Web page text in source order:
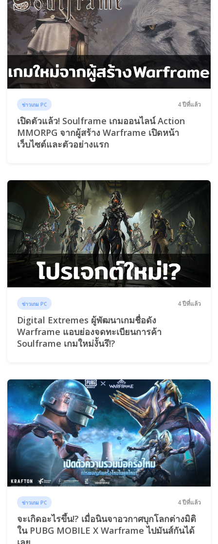
ข่าวเกม PC 4 ปีที่แล้ว
เปิดตัวแล้ว! Soulframe เกมออนไลน์ Action
MMORPG จากผู้สร้าง Warframe เปิดหน้า
เว็บไซต์และตัวอย่างแรก
ข่าวเกม PC 4 ปีที่แล้ว
Digital Extremes ผู้พัฒนาเกมชื่อดัง
Warframe แอบย่องจดทะเบียนการค้า
Soulframe เกมใหม่งั้นรึ!?
ข่าวเกม PC 4 ปีที่แล้ว
จะเกิดอะไรขึ้น!? เมื่อนินจาอวกาศบุกโลกต่างมิติ
ใน PUBG MOBILE X Warframe ไปมันส์กันได้